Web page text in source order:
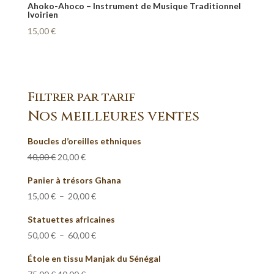
Ahoko-Ahoco – Instrument de Musique Traditionnel
Ivoirien
15,00€
Filtrer par tarif
Nos meilleures ventes
Boucles d’oreilles ethniques
40,00€ Le
était :
40,00 €.
20,00€Le
20,00 €.
Panier à trésors Ghana
15,00€ – 20,00€Plage
à
Statuettes africaines
50,00€ – 60,00€Plage
prix :
Étole en tissu Manjak du Sénégal